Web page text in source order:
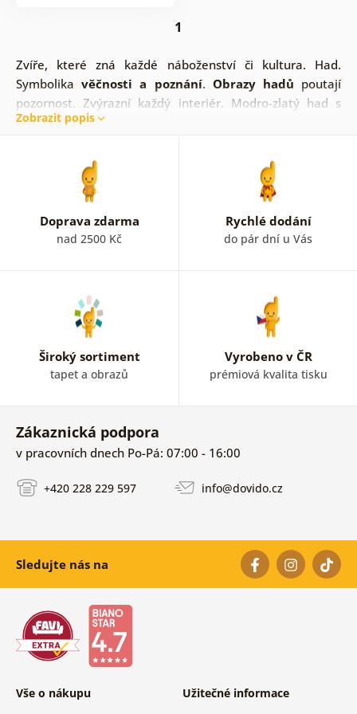
1
Zvíře, které zná každé náboženství či kultura. Had.
Symbolikavěčnosti a poznání. Obrazy hadů poutají
pozornost. Zvýrazní každý interiér. Modro-zlatý had s
nádechem luxusu, had s imitací malby, případně veselejší
Zobrazit popis
Doprava zdarma
nad 2500 Kč
Rychlé dodání
do pár dní u Vás
Široký sortiment
tapet a obrazů
Vyrobeno v ČR
prémiová kvalita tisku
Zákaznická podpora
v pracovních dnech Po-Pá: 07:00 - 16:00
+420 228 229 597 info@dovido.cz
Sledujte nás na
Vše o nákupu Užitečné informace